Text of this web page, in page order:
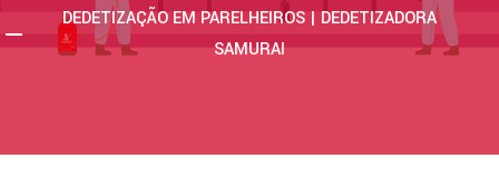
DEDETIZAÇÃO EM PARELHEIROS | DEDETIZADORA
SAMURAI